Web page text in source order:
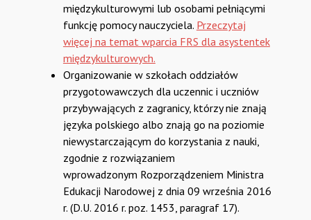
międzykulturowymi lub osobami pełniącymi
funkcję pomocy nauczyciela. Przeczytaj
więcej na temat wparcia FRS dla asystentek
międzykulturowych.
Organizowanie w szkołach oddziałów
przygotowawczych dla uczennic i uczniów
przybywających z zagranicy, którzy nie znają
języka polskiego albo znają go na poziomie
niewystarczającym do korzystania z nauki,
zgodnie z rozwiązaniem
wprowadzonym Rozporządzeniem Ministra
Edukacji Narodowej z dnia 09 września 2016
r. (D.U. 2016 r. poz. 1453, paragraf 17).